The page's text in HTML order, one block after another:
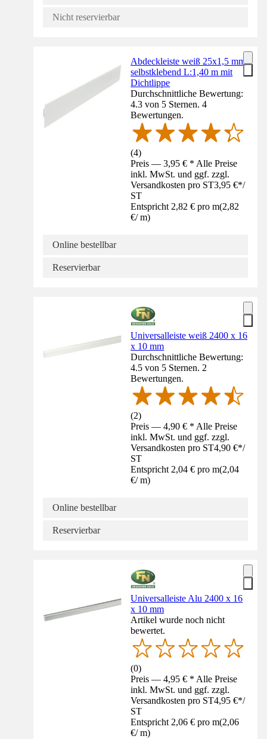
Nicht reservierbar
Abdeckleiste weiß 25x1,5 mm
selbstklebend L:1,40 m mit
Dichtlippe
Durchschnittliche Bewertung:
4.3 von 5 Sternen. 4
Bewertungen.
(4)
Preis — 3,95 € * Alle Preise
inkl. MwSt. und ggf. zzgl.
Versandkosten pro ST3,95 €*/
ST
Entspricht 2,82 € pro m(2,82
€/ m)
Online bestellbar
Reservierbar
Universalleiste weiß 2400 x 16
x 10 mm
Durchschnittliche Bewertung:
4.5 von 5 Sternen. 2
Bewertungen.
(2)
Preis — 4,90 € * Alle Preise
inkl. MwSt. und ggf. zzgl.
Versandkosten pro ST4,90 €*/
ST
Entspricht 2,04 € pro m(2,04
€/ m)
Online bestellbar
Reservierbar
Universalleiste Alu 2400 x 16
x 10 mm
Artikel wurde noch nicht
bewertet.
(0)
Preis — 4,95 € * Alle Preise
inkl. MwSt. und ggf. zzgl.
Versandkosten pro ST4,95 €*/
ST
Entspricht 2,06 € pro m(2,06
€/ m)